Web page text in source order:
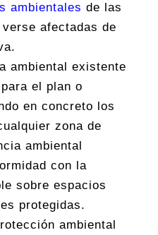
ambientales de las
afectadas de
ambiental existente
el plan o
en concreto los
zona de
ambiental
con la
sobre espacios
protegidas.
ambiental